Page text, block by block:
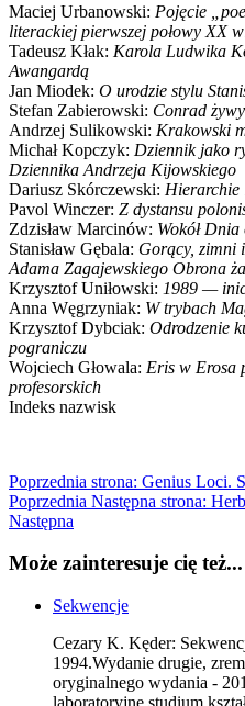
Maciej Urbanowski: Pojęcie
literackiej pierwszej połowy XX
Tadeusz Kłak: Karola Ludwika
Awangardą
Jan Miodek: O urodzie stylu
Stefan Zabierowski: Conrad
Andrzej Sulikowski: Krakowski
Michał Kopczyk: Dziennik jako
Dziennika Andrzeja Kijowskiego
Dariusz Skórczewski: Hierarchie
Pavol Winczer: Z dystansu
Zdzisław Marcinów: Wokół
Stanisław Gębala: Gorący, zimni
Adama Zagajewskiego Obrona
Krzysztof Uniłowski: 1989 —
Anna Węgrzyniak: W trybach
Krzysztof Dybciak: Odrodzenie
pograniczu
Wojciech Głowala: Eris w Erosa
profesorskich
Indeks nazwisk
Poprzednia strona: Genius Loci.
Poprzednia Następna strona:
Następna
Może zainteresuje cię też...
Sekwencje
Cezary K. Kęder:
1994.Wydanie drugie,
oryginalnego wydania -